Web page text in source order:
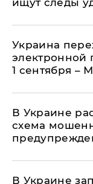
ищут следы
Украина
электронной
1 сентября –
В Украине
схема
В Украине